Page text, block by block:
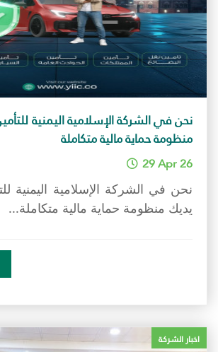
نحن في الشركة الإسلامية اليمنية
منظومة حماية مالية متكاملة
29 Apr 26
نحن في الشركة الإسلامية اليمنية
يديك منظومة حماية مالية متكاملة...
اخبار الشركة